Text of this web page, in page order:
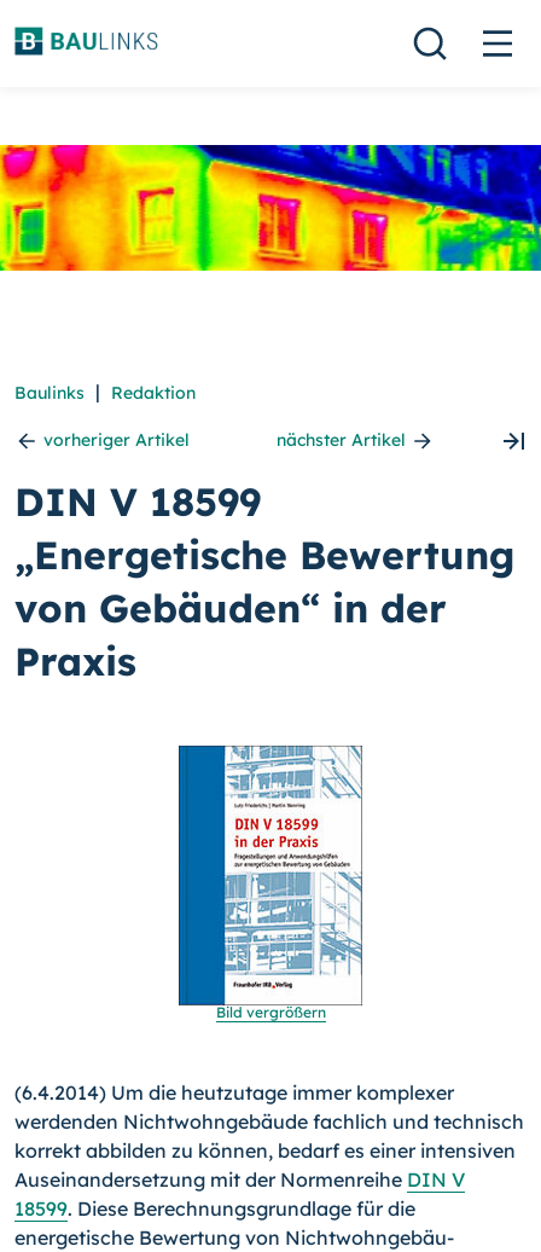
Baulinks | Redaktion
vorheriger Artikel nächster Artikel
DIN V 18599
„Energetische Bewertung
von Gebäuden“ in der
Praxis
Bild vergrößern
(6.4.2014) Um die heutzutage immer komplexer
werdenden Nichtwohngebäude fachlich und technisch
korrekt abbilden zu können, bedarf es einer intensiven
Auseinandersetzung mit der Normenreihe DIN V
18599. Diese Berechnungsgrund­lage für die
energetische Bewertung von Nichtwohngebäu­